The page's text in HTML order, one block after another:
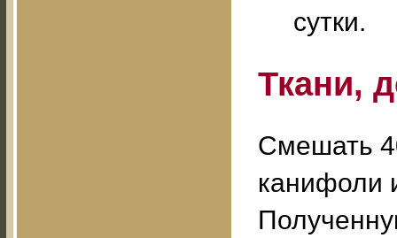
сутки.
Ткани,
Смешать
канифоли